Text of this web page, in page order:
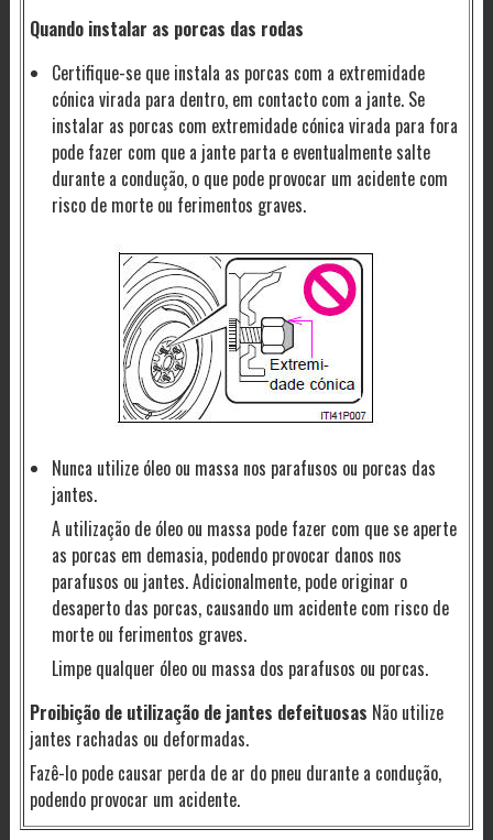
Quando instalar as porcas das rodas
Certifique-se que instala as porcas com a extremidade
cónica virada para dentro, em contacto com a jante. Se
instalar as porcas com extremidade cónica virada para fora
pode fazer com que a jante parta e eventualmente salte
durante a condução, o que pode provocar um acidente com
risco de morte ou ferimentos graves.
Nunca utilize óleo ou massa nos parafusos ou porcas das
jantes.
A utilização de óleo ou massa pode fazer com que se aperte
as porcas em demasia, podendo provocar danos nos
parafusos ou jantes. Adicionalmente, pode originar o
desaperto das porcas, causando um acidente com risco de
morte ou ferimentos graves.
Limpe qualquer óleo ou massa dos parafusos ou porcas.
Proibição de utilização de jantes defeituosas Não utilize
jantes rachadas ou deformadas.
Fazê-lo pode causar perda de ar do pneu durante a condução,
podendo provocar um acidente.